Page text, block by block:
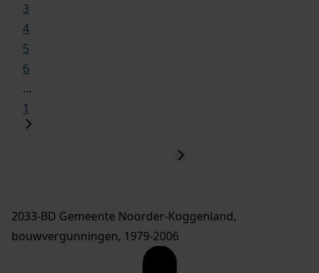
3
4
5
6
...
1
2033-BD Gemeente Noorder-Koggenland,
bouwvergunningen, 1979-2006